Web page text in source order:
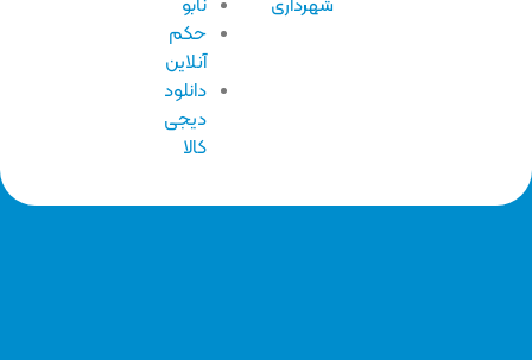
شهرداری
نابو
حکم
آنلاین
دانلود
دیجی